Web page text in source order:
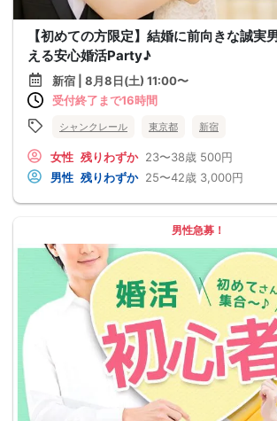
【初めての方限定】結婚に前向きな誠実
える安心婚活Party♪
新宿 | 8月8日(土) 11:00〜
受付終了まで16時間
シャンクレール 東京都 新宿
女性 残りわずか 23〜38歳 500円
男性 残りわずか 25〜42歳 3,000円
男性急募！